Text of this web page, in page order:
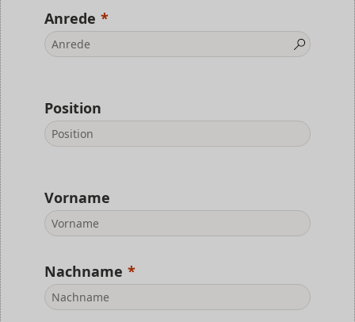
Anrede
Position
Vorname
Nachname